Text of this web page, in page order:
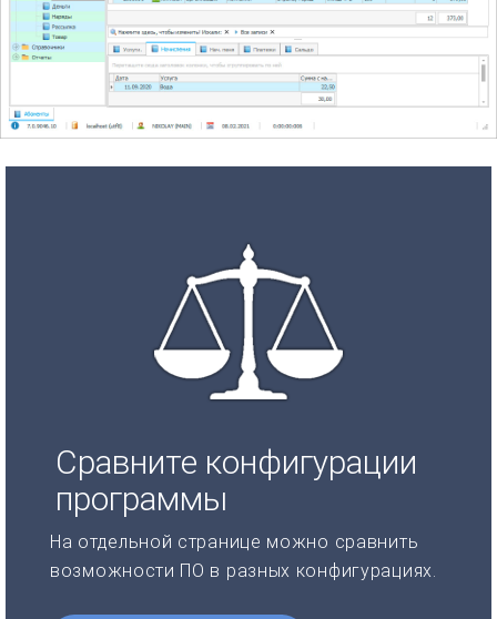
Сравните конфигурации
программы
На отдельной странице можно сравнить
возможности ПО в разных конфигурациях.